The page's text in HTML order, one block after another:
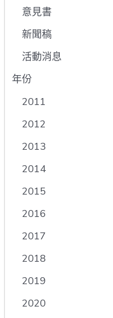
意見書
新聞稿
活動消息
年份
2011
2012
2013
2014
2015
2016
2017
2018
2019
2020